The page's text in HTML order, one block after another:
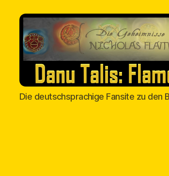
Danu
Talis
Die deutschsprachige Fansite zu den